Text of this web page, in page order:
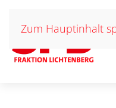
Zum Hauptinhalt